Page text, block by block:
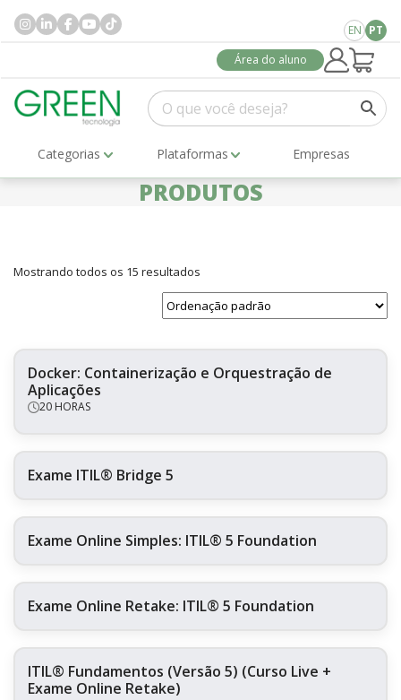
EN PT
Área do aluno
Categorias Plataformas Empresas
PRODUTOS
Mostrando todos os 15 resultados
Docker: Containerização e Orquestração de
Aplicações
20 HORAS
Exame ITIL® Bridge 5
Exame Online Simples: ITIL® 5 Foundation
Exame Online Retake: ITIL® 5 Foundation
ITIL® Fundamentos (Versão 5) (Curso Live +
Exame Online Retake)